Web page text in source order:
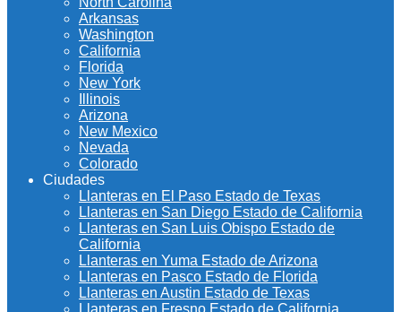
Arkansas
Washington
California
Florida
New York
Illinois
Arizona
New Mexico
Nevada
Colorado
Ciudades
Llanteras en El Paso Estado de Texas
Llanteras en San Diego Estado de California
Llanteras en San Luis Obispo Estado de
California
Llanteras en Yuma Estado de Arizona
Llanteras en Pasco Estado de Florida
Llanteras en Austin Estado de Texas
Llanteras en Fresno Estado de California